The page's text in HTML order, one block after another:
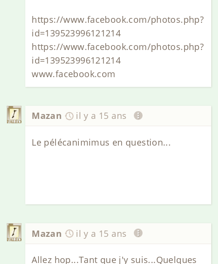
https://www.facebook.com/photos.php?
id=139523996121214
https://www.facebook.com/photos.php?
id=139523996121214
www.facebook.com
Mazan il y a 15 ans
Le pélécanimimus en question...
Mazan il y a 15 ans
Allez hop...Tant que j'y suis...Quelques